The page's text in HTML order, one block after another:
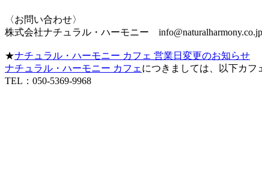
〈お問い合わせ〉
株式会社ナチュラル・ハーモニー info@naturalharmony.co.jp
★ナチュラル・ハーモニー カフェ 営業日変更のお知らせ
ナチュラル・ハーモニー カフェ につきましては、以下カフ
TEL：050-5369-9968